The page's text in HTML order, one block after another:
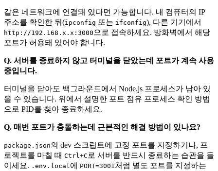
같은 네트워크에 연결돼 있다면 가능합니다. 내 컴퓨터의 IP
주소를 확인한 뒤(ipconfig 또는 ifconfig), 다른 기기에서
http://192.168.x.x:3000 으로 접속하세요. 방화벽에서 해당
포트가 허용돼 있어야 합니다.
Q. 서버를 종료하지 않고 터미널을 닫았는데 포트가 계속 사용
중입니다.
터미널을 닫아도 백그라운드에서 Node.js 프로세스가 남아 있
을 수 있습니다. 위에서 설명한 포트 점유 프로세스 확인 방법
으로 PID를 찾아 종료하세요.
Q. 매번 포트가 충돌하는데 근본적인 해결 방법이 있나요?
package.json의 dev 스크립트에 고정 포트를 지정하거나, 프
로젝트를 마칠 때 Ctrl+C 로 서버를 반드시 종료하는 습관을 들
이세요. .env.local에 PORT=3001처럼 별도 포트를 지정하는